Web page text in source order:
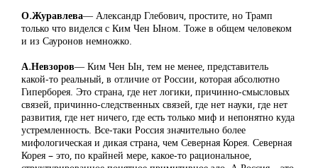
О.Журавлева― Александр Глебович, простите, но Трамп
только что виделся с Ким Чен Ыном. Тоже в общем человеком
и из Сауронов немножко.
А.Невзоров― Ким Чен Ын, тем не менее, представитель
какой-то реальный, в отличие от России, которая абсолютно
Гиперборея. Это страна, где нет логики, причинно-смысловых
связей, причинно-следственных связей, где нет науки, где нет
развития, где нет ничего, где есть только миф и непонятно куда
устремленность. Все-таки Россия значительно более
мифологическая и дикая страна, чем Северная Корея. Северная
Корея – это, по крайней мере, какое-то рациональное,